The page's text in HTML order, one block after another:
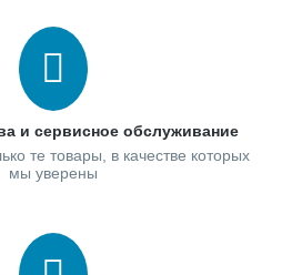
и сервисное обслуживание
те товары, в качестве которых
мы уверены